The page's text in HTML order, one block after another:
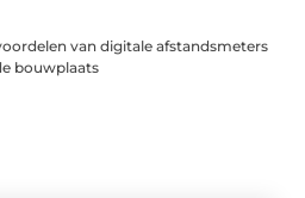
van digitale afstandsmeters
bouwplaats